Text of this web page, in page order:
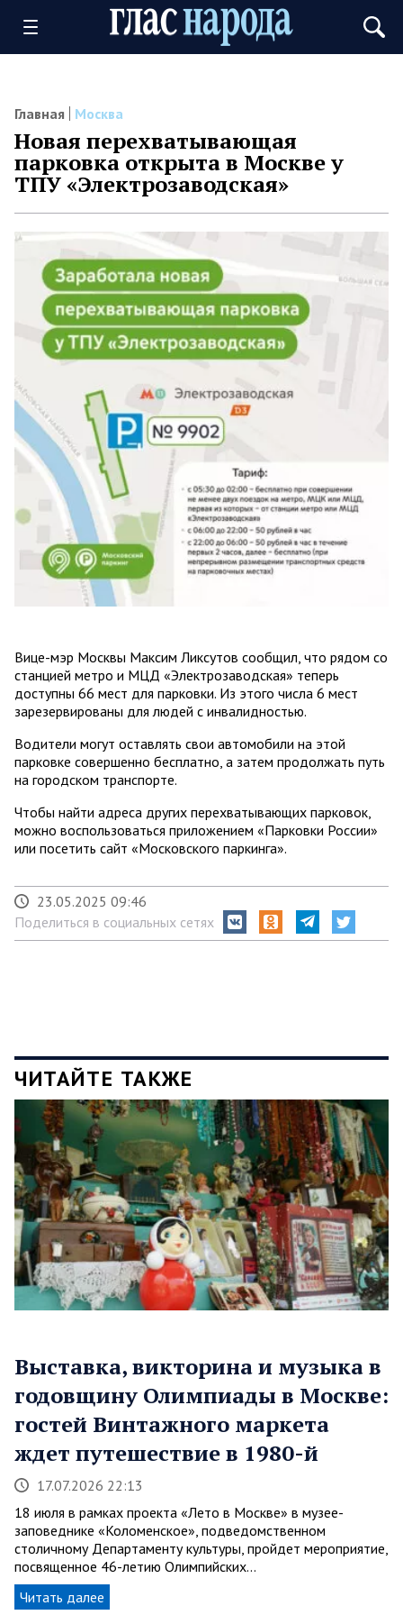
Главная Москва
Новая перехватывающая
парковка открыта в Москве у
ТПУ «Электрозаводская»
Вице-мэр Москвы Максим Ликсутов сообщил, что рядом со
станцией метро и МЦД «Электрозаводская» теперь
доступны 66 мест для парковки. Из этого числа 6 мест
зарезервированы для людей с инвалидностью.
Водители могут оставлять свои автомобили на этой
парковке совершенно бесплатно, а затем продолжать путь
на городском транспорте.
Чтобы найти адреса других перехватывающих парковок,
можно воспользоваться приложением «Парковки России»
или посетить сайт «Московского паркинга».
23.05.2025 09:46
Поделиться в социальных сетях
ЧИТАЙТЕ ТАКЖЕ
Выставка, викторина и музыка в
годовщину Олимпиады в Москве:
гостей Винтажного маркета
ждет путешествие в 1980-й
17.07.2026 22:13
18 июля в рамках проекта «Лето в Москве» в музее-
заповеднике «Коломенское», подведомственном
столичному Департаменту культуры, пройдет мероприятие,
посвященное 46-летию Олимпийских…
Читать далее